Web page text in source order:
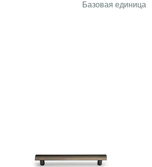
Базовая единица